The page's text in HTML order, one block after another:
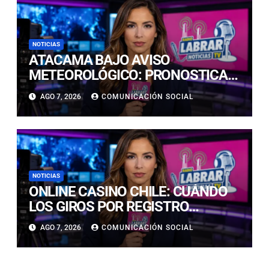
NOTICIAS
ATACAMA BAJO AVISO
METEOROLÓGICO: PRONOSTICAN
LLUVIAS E ISOTERMA CERO ALTA
EN PRECORDILLERA Y
CORDILLERA
AGO 7, 2026 COMUNICACIÓN SOCIAL
NOTICIAS
ONLINE CASINO CHILE: CUÁNDO
LOS GIROS POR REGISTRO
REALMENTE SIRVEN
AGO 7, 2026 COMUNICACIÓN SOCIAL